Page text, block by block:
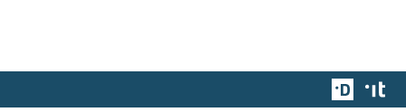
Team